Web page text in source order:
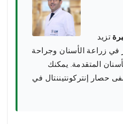
تزيد
في زراعة الأسنان وجراحة
المتقدمة. يمكنك
حصار إنتركونتيننتال في